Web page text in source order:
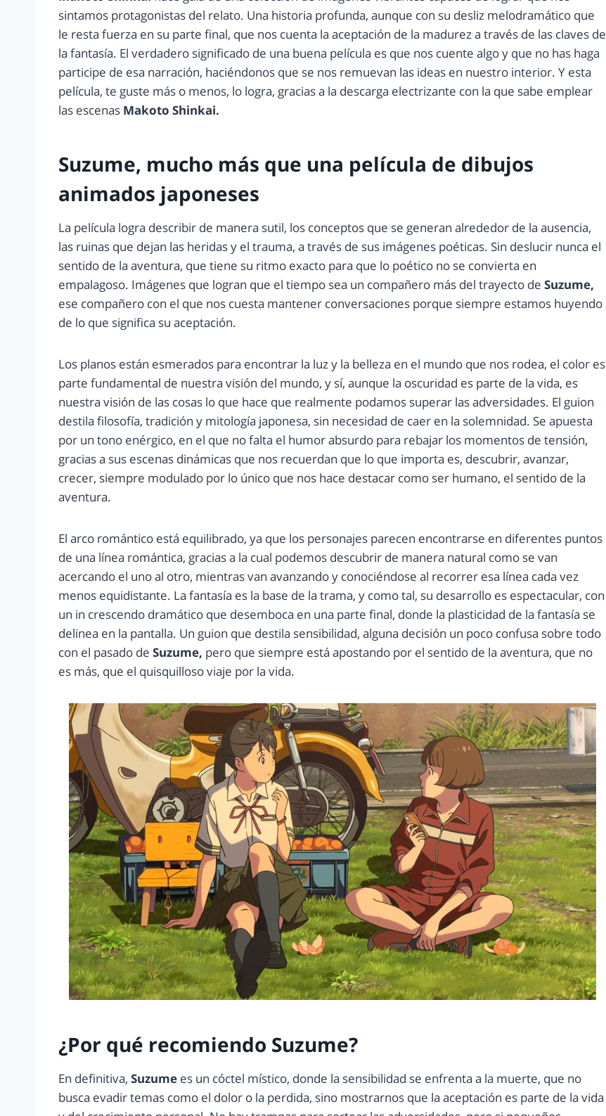
sintamos protagonistas del relato. Una historia profunda, aunque con su desliz melodramático que
le resta fuerza en su parte final, que nos cuenta la aceptación de la madurez a través de las claves de
la fantasía. El verdadero significado de una buena película es que nos cuente algo y que no has haga
participe de esa narración, haciéndonos que se nos remuevan las ideas en nuestro interior. Y esta
película, te guste más o menos, lo logra, gracias a la descarga electrizante con la que sabe emplear
las escenas Makoto Shinkai.
Suzume, mucho más que una película de dibujos
animados japoneses
La película logra describir de manera sutil, los conceptos que se generan alrededor de la ausencia,
las ruinas que dejan las heridas y el trauma, a través de sus imágenes poéticas. Sin deslucir nunca el
sentido de la aventura, que tiene su ritmo exacto para que lo poético no se convierta en
empalagoso. Imágenes que logran que el tiempo sea un compañero más del trayecto de Suzume,
ese compañero con el que nos cuesta mantener conversaciones porque siempre estamos huyendo
de lo que significa su aceptación.
Los planos están esmerados para encontrar la luz y la belleza en el mundo que nos rodea, el color es
parte fundamental de nuestra visión del mundo, y sí, aunque la oscuridad es parte de la vida, es
nuestra visión de las cosas lo que hace que realmente podamos superar las adversidades. El guion
destila filosofía, tradición y mitología japonesa, sin necesidad de caer en la solemnidad. Se apuesta
por un tono enérgico, en el que no falta el humor absurdo para rebajar los momentos de tensión,
gracias a sus escenas dinámicas que nos recuerdan que lo que importa es, descubrir, avanzar,
crecer, siempre modulado por lo único que nos hace destacar como ser humano, el sentido de la
aventura.
El arco romántico está equilibrado, ya que los personajes parecen encontrarse en diferentes puntos
de una línea romántica, gracias a la cual podemos descubrir de manera natural como se van
acercando el uno al otro, mientras van avanzando y conociéndose al recorrer esa línea cada vez
menos equidistante. La fantasía es la base de la trama, y como tal, su desarrollo es espectacular, con
un in crescendo dramático que desemboca en una parte final, donde la plasticidad de la fantasía se
delinea en la pantalla. Un guion que destila sensibilidad, alguna decisión un poco confusa sobre todo
con el pasado de Suzume, pero que siempre está apostando por el sentido de la aventura, que no
es más, que el quisquilloso viaje por la vida.
¿Por qué recomiendo Suzume?
En definitiva, Suzume es un cóctel místico, donde la sensibilidad se enfrenta a la muerte, que no
busca evadir temas como el dolor o la perdida, sino mostrarnos que la aceptación es parte de la vida